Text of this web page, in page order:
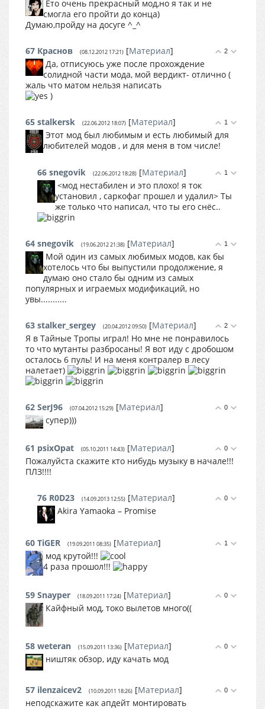
Ето очень прекрасный мод,но я так и не
смогла его пройти до конца)
Думаю,пройду на досуге ^_^
2
67 Краснов (08.12.2012 17:21) [Материал]
Да, отписуюсь уже после прохождение
солидной части мода, мой вердикт- отлично (
жаль что матом нельзя написать
)
1
65 stalkersk (22.06.2012 18:07) [Материал]
Этот мод был любимым и есть любимый для
любителей модов , и для меня в том числе!
1
66 snegovik (22.06.2012 18:28) [Материал]
<мод нестабилен и это плохо! я ток
установил , саркофаг прошел и удалил> Ты
же только что написал, что ты его снёс..
1
64 snegovik (19.06.2012 21:38) [Материал]
Мой один из самых любимых модов, как бы
хотелось что бы выпустили продолжение, я
думаю оно стало бы одним из самых
популярных и играемых модификаций, но
увы...........
2
63 stalker_sergey (20.04.2012 09:50) [Материал]
Я в Тайные Тропы играл! Но мне не понравилось
то что мутанты разбросаны! Я вот иду с дробошом
осталось 6 пуль! И на меня контралер в лесу
налетает)
0
62 SerJ96 (07.04.2012 15:29) [Материал]
супер)))
0
61 psixOpat (05.10.2011 14:43) [Материал]
Пожалуйста скажите кто нибудь музыку в начале!!!
ПЛЗ!!!!
0
76 R0D23 (14.09.2013 12:55) [Материал]
Akira Yamaoka – Promise
1
60 TiGER (19.09.2011 08:35) [Материал]
мод крутой!!!
4 раза прошол!!!
0
59 Snayper (18.09.2011 17:24) [Материал]
Кайфный мод, токо вылетов много((
0
58 weteran (15.09.2011 13:36) [Материал]
ништяк обзор, иду качать мод
0
57 ilenzaicev2 (10.09.2011 18:26) [Материал]
неподскажите как апдейт монтировать